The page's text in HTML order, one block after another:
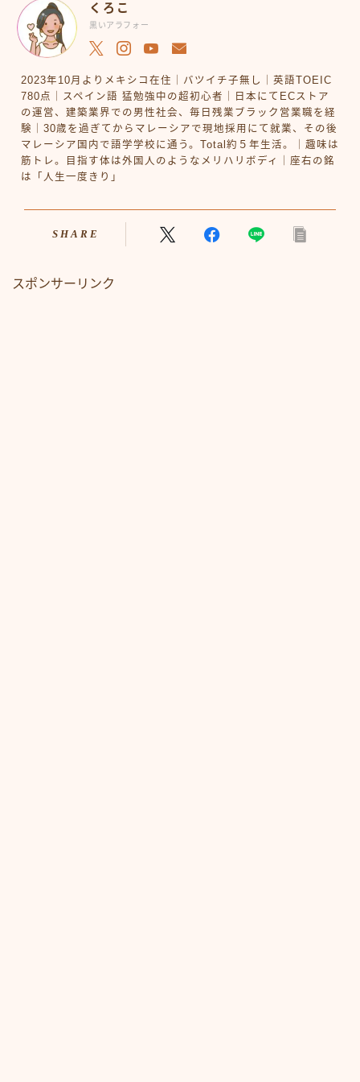
くろこ
黒いアラフォー
2023年10月よりメキシコ在住｜バツイチ子無し｜英語TOEIC
780点｜スペイン語 猛勉強中の超初心者｜日本にてECストア
の運営、建築業界での男性社会、毎日残業ブラック営業職を経
験｜30歳を過ぎてからマレーシアで現地採用にて就業、その後
マレーシア国内で語学学校に通う。Total約５年生活。｜趣味は
筋トレ。目指す体は外国人のようなメリハリボディ｜座右の銘
は「人生一度きり」
SHARE
スポンサーリンク